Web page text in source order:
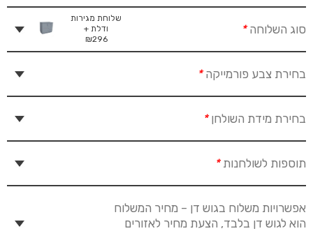
סוג השלוחה*
שלוחת מגירות
ודלת +
₪296
בחירת צבע פורמייקה*
בחירת מידת השולחן*
תוספות לשולחנות*
אפשרויות משלוח בגוש דן – מחיר המשלוח
הוא לגוש דן בלבד, הצעת מחיר לאזורים